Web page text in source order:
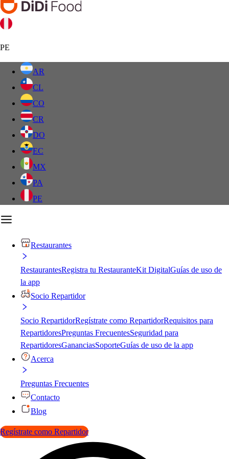
PE
AR
CL
CO
CR
DO
EC
MX
PA
PE
Restaurantes
RestaurantesRegistra tu RestauranteKit DigitalGuías de uso de
la app
Socio Repartidor
Socio RepartidorRegístrate como RepartidorRequisitos para
RepartidoresPreguntas FrecuentesSeguridad para
RepartidoresGananciasSoporteGuías de uso de la app
Acerca
Preguntas Frecuentes
Contacto
Blog
Regístrate como Repartidor